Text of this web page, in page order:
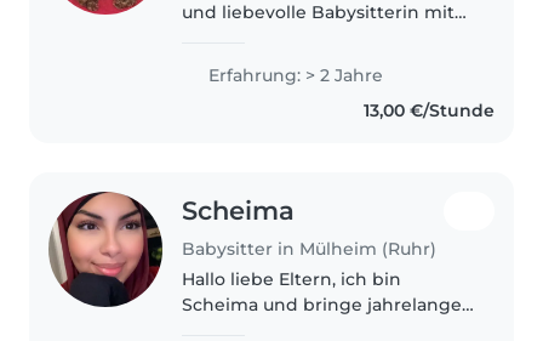
und liebevolle Babysitterin mit
Da ich vier jüngere Geschwister
habe, bin ich im Umgang mit
Kindern bestens vertraut..
Erfahrung: > 2 Jahre
13,00 €/Stunde
Scheima
Babysitter in Mülheim (Ruhr)
Hallo liebe Eltern, ich bin
Scheima und bringe jahrelange